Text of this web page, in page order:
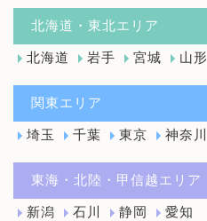
北海道・東北エリア
北海道 岩手 宮城 山形
関東エリア
埼玉 千葉 東京 神奈川
東海・北陸・甲信越エリア
新潟 石川 静岡 愛知